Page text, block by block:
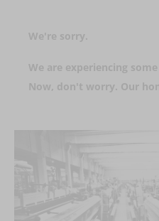
We're sorry.
We are experiencing
Now, don't worry. Our